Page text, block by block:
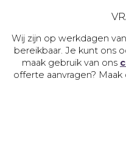
Wij zijn op werkdagen
bereikbaar. Je kunt ons
maak gebruik van ons
offerte aanvragen? Maak